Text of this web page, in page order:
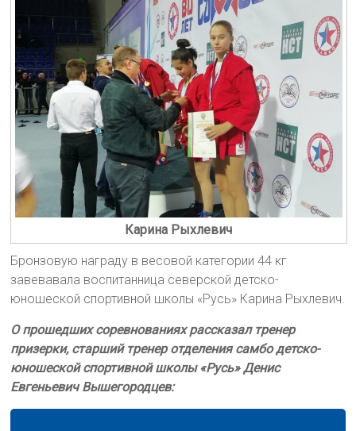
Карина Рыхлевич
Бронзовую награду в весовой категории 44 кг
завевавала воспитанница северской детско-
юношеской спортивной школы «Русь» Карина Рыхлевич.
О прошедших соревнованиях рассказал тренер
призерки, старший тренер отделения самбо детско-
юношеской спортивной школы «Русь» Денис
Евгеньевич Вышегородцев: